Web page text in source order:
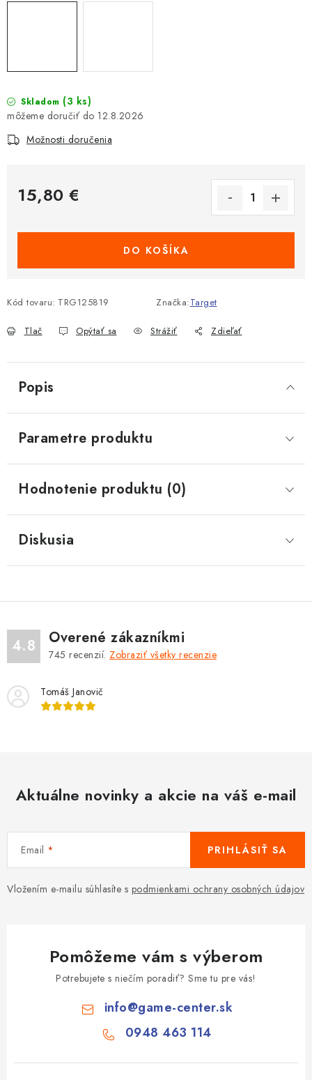
Skladom (3 ks)
12.8.2026
Možnosti doručenia
15,80 €
DO KOŠÍKA
Kód tovaru: TRG125819 Značka:Target
Tlač Opýtať sa Strážiť Zdieľať
Popis
Parametre produktu
Hodnotenie produktu (0)
Diskusia
4.8 Overené zákazníkmi
745 recenzií. Zobraziť všetky recenzie
Tomáš Janovič
Aktuálne novinky a akcie na váš e-mail
Email
Vložením e-mailu súhlasíte s podmienkami ochrany osobných údajov
PRIHLÁSIŤ SA
Pomôžeme vám s výberom
Potrebujete s niečím poradiť? Sme tu pre vás!
info@game-center.sk
0948 463 114